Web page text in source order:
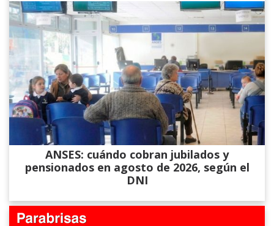
ANSES: cuándo cobran jubilados y
pensionados en agosto de 2026, según el
DNI